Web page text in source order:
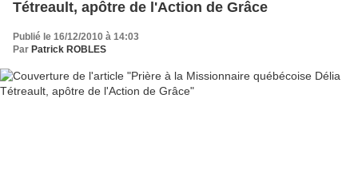
Tétreault, apôtre de l'Action de Grâce
Publié le 16/12/2010 à 14:03
Par Patrick ROBLES